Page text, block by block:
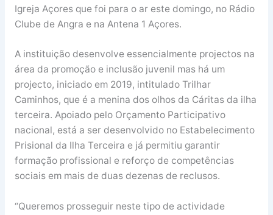
Igreja Açores que foi para o ar este domingo, no Rádio
Clube de Angra e na Antena 1 Açores.
A instituição desenvolve essencialmente projectos na
área da promoção e inclusão juvenil mas há um
projecto, iniciado em 2019, intitulado Trilhar
Caminhos, que é a menina dos olhos da Cáritas da ilha
terceira. Apoiado pelo Orçamento Participativo
nacional, está a ser desenvolvido no Estabelecimento
Prisional da Ilha Terceira e já permitiu garantir
formação profissional e reforço de competências
sociais em mais de duas dezenas de reclusos.
“Queremos prosseguir neste tipo de actividade